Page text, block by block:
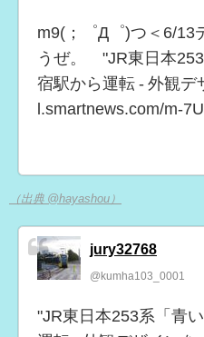
m9(；゜Д゜)つ＜6/13
うぜ。 "JR東日本
宿駅から運転 - 外観デ
l.smartnews.com/m-
（出典 @hayashou）
jury32768
@kumha103_0001
"JR東日本253系「青